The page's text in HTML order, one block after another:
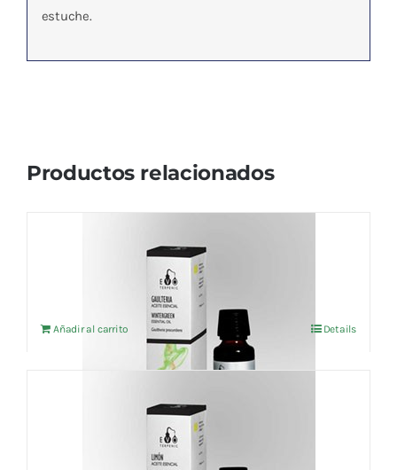
estuche.
Productos relacionados
IVA no incluído
Añadir al carrito Details
IVA no incluído